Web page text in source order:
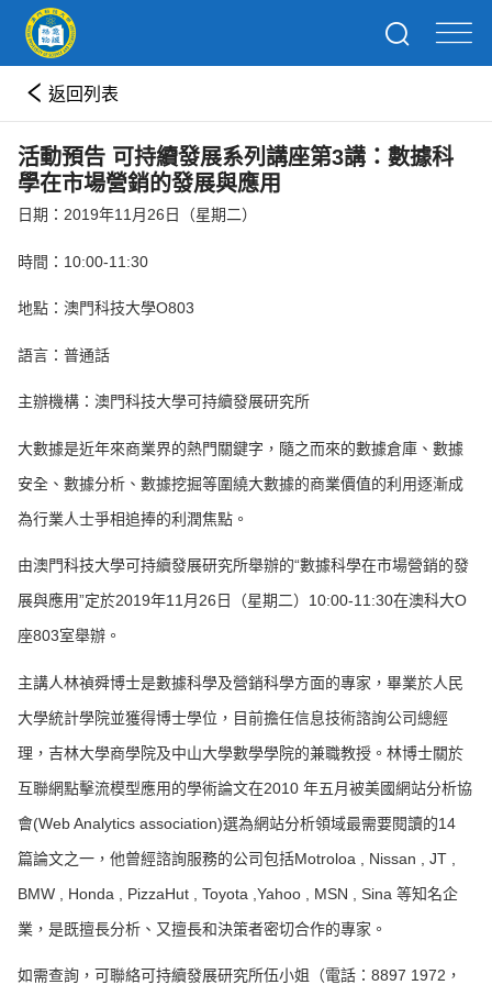
返回列表
活動預告 可持續發展系列講座第3講：數據科
學在市場營銷的發展與應用
日期：2019年11月26日（星期二）
時間：10:00-11:30
地點：澳門科技大學O803
語言：普通話
主辦機構：澳門科技大學可持續發展研究所
大數據是近年來商業界的熱門關鍵字，隨之而來的數據倉庫、數據
安全、數據分析、數據挖掘等圍繞大數據的商業價值的利用逐漸成
為行業人士爭相追捧的利潤焦點。
由澳門科技大學可持續發展研究所舉辦的“數據科學在市場營銷的發
展與應用”定於2019年11月26日（星期二）10:00-11:30在澳科大O
座803室舉辦。
主講人林禎舜博士是數據科學及營銷科學方面的專家，畢業於人民
大學統計學院並獲得博士學位，目前擔任信息技術諮詢公司總經
理，吉林大學商學院及中山大學數學學院的兼職教授。林博士關於
互聯網點擊流模型應用的學術論文在2010 年五月被美國網站分析協
會(Web Analytics association)選為網站分析領域最需要閱讀的14
篇論文之一，他曾經諮詢服務的公司包括Motroloa , Nissan , JT ,
BMW , Honda , PizzaHut , Toyota ,Yahoo , MSN , Sina 等知名企
業，是既擅長分析、又擅長和決策者密切合作的專家。
如需查詢，可聯絡可持續發展研究所伍小姐（電話：8897 1972，